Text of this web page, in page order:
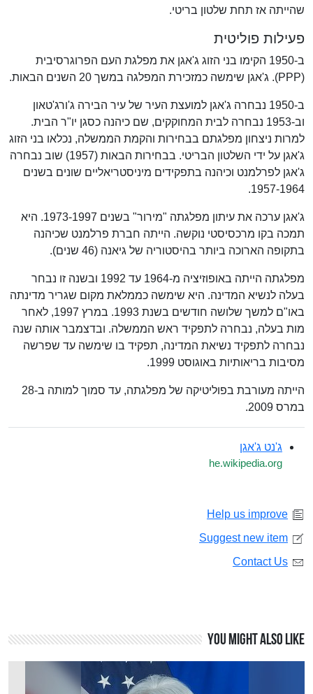
שהייתה אז תחת שלטון בריטי.
פעילות פוליטית
ב-1950 הקימו בני הזוג ג'אגן את מפלגת העם הפרוגרסיבית
(PPP). ג'אגן שימשה כמזכירת המפלגה במשך 20 השנים הבאות.
ב-1950 נבחרה ג'אגן למועצת העיר של עיר הבירה ג'ורג'טאון
וב-1953 נבחרה לבית המחוקקים, שם כיהנה כסגן יו"ר הבית.
למרות ניצחון מפלגתם בבחירות והקמת הממשלה, נכלאו בני הזוג
ג'אגן על ידי השלטון הבריטי. בבחירות הבאות (1957) שוב נבחרה
ג'אגן לפרלמנט וכיהנה בתפקידים מיניסטריאליים שונים בשנים
1957-1964.
ג'אגן ערכה את עיתון מפלגתה "מירור" בשנים 1973-1997. היא
תמכה בקו מרכסיסטי נוקשה. הייתה חברת פרלמנט שכיהנה
בתקופה הארוכה ביותר בהיסטוריה של גיאנה (46 שנים).
מפלגתה הייתה באופוזיציה מ-1964 עד 1992 ובשנה זו נבחר
בעלה לנשיא המדינה. היא שימשה כממלאת מקום שגריר מדינתה
באו"ם למשך שלושה חודשים בשנת 1993. במרץ 1997, לאחר
מות בעלה, נבחרה לתפקיד ראש הממשלה. ובדצמבר אותה שנה
נבחרה לתפקיד נשיאת המדינה, תפקיד בו שימשה עד שפרשה
מסיבות בריאותיות באוגוסט 1999.
הייתה מעורבת בפוליטיקה של מפלגתה, עד סמוך למותה ב-28
במרס 2009.
ג'נט ג'אגן
he.wikipedia.org
Help us improve
Suggest new item
Contact Us
You might also like